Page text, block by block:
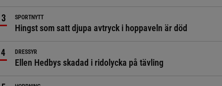
SPORTNYTT
Hingst som satt djupa avtryck i hoppaveln är död
DRESSYR
Ellen Hedbys skadad i ridolycka på tävling